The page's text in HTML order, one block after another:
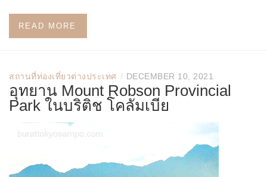
READ MORE
สถานที่ท่องเที่ยวต่างประเทศ / DECEMBER 10, 2021
อุทยาน Mount Robson Provincial
Park ในบริติช โคลัมเบีย